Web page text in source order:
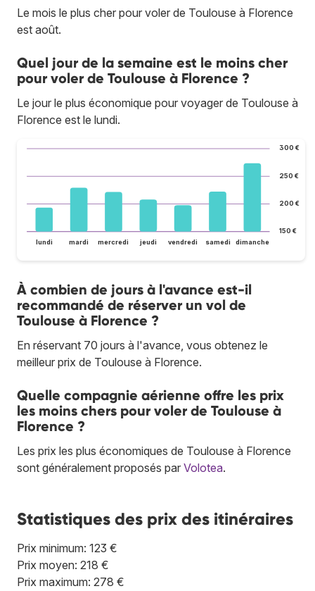
Le mois le plus cher pour voler de Toulouse à Florence
est août.
Quel jour de la semaine est le moins cher
pour voler de Toulouse à Florence ?
Le jour le plus économique pour voyager de Toulouse à
Florence est le lundi.
150 €
200 €
250 €
300 €
lundi mardi mercredi jeudi vendredi samedi dimanche
À combien de jours à l'avance est-il
recommandé de réserver un vol de
Toulouse à Florence ?
En réservant 70 jours à l'avance, vous obtenez le
meilleur prix de Toulouse à Florence.
Quelle compagnie aérienne offre les prix
les moins chers pour voler de Toulouse à
Florence ?
Les prix les plus économiques de Toulouse à Florence
sont généralement proposés par Volotea.
Statistiques des prix des itinéraires
Prix minimum: 123 €
Prix moyen: 218 €
Prix maximum: 278 €